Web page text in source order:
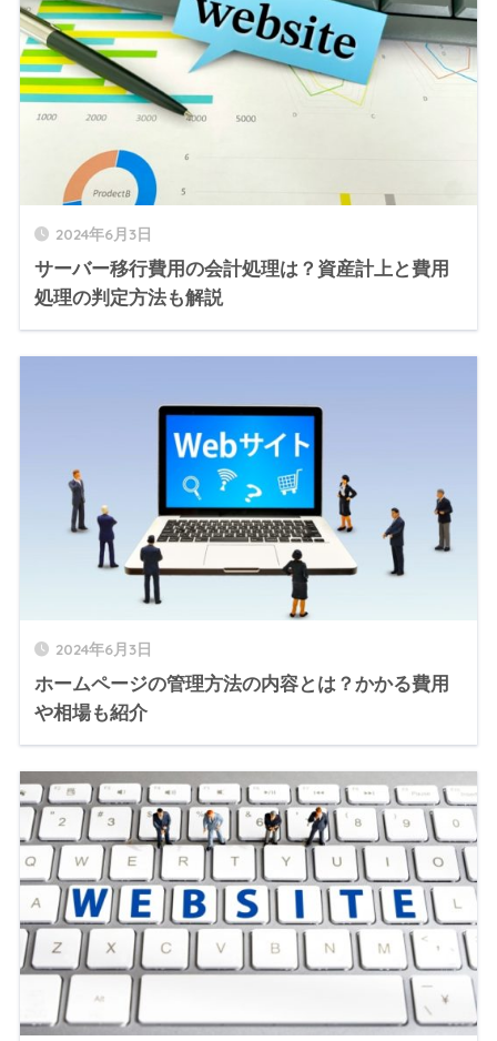
2024年6月3日
サーバー移行費用の会計処理は？資産計上と費用
処理の判定方法も解説
2024年6月3日
ホームページの管理方法の内容とは？かかる費用
や相場も紹介